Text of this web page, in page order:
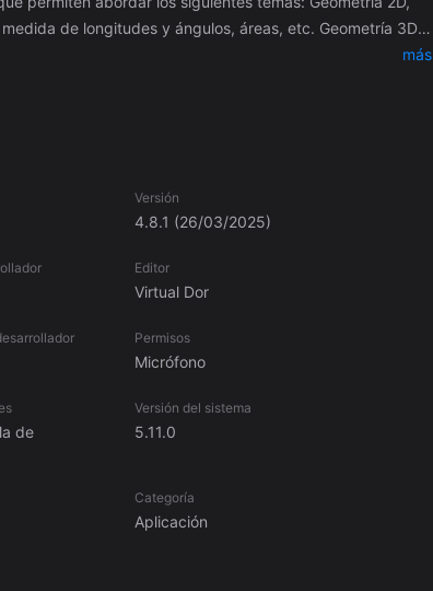
de longitudes y ángulos, áreas, etc. Geometría 3D:
de Euler y otras nociones topológicas. Cuerpos
espacio, generados como cuerpos de revolución,
reflexiones, rotaciones) y homoteías.
hamiltonianos (Problema del vendedor). Coloración
más
Versión
4.8.1 (26/03/2025)
Editor
Virtual Dor
Permisos
Micrófono
de
Versión del sistema
5.11.0
Categoría
Aplicación